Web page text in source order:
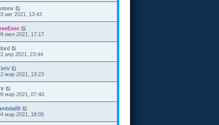
авг 2021, 13:43
июл 2021, 17:17
апр 2021, 23:44
мар 2021, 13:23
мар 2021, 07:40
мар 2021, 18:05